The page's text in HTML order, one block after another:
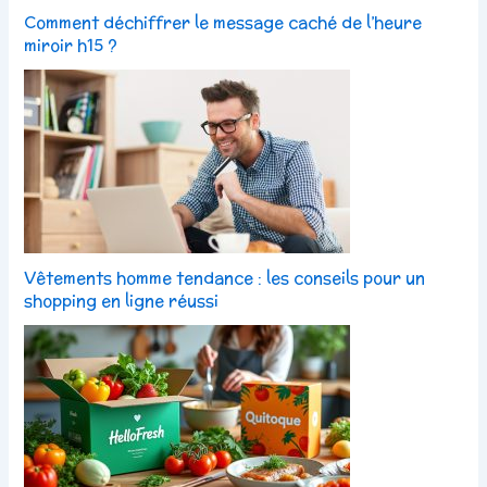
Comment déchiffrer le message caché de l’heure
miroir h15 ?
Vêtements homme tendance : les conseils pour un
shopping en ligne réussi